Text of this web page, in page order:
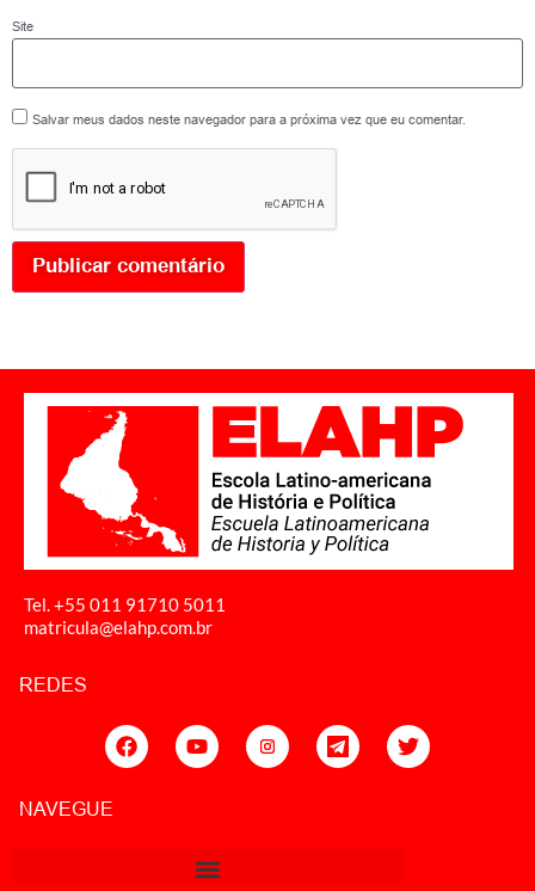
Site
Salvar meus dados neste navegador para a próxima vez que eu comentar.
Tel. +55 011 91710 5011
matricula@elahp.com.br
REDES
NAVEGUE